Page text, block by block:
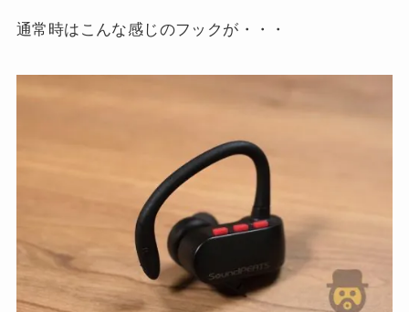
通常時はこんな感じのフックが・・・